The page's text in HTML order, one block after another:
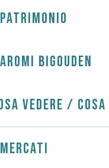
Patrimonio
Aromi Bigouden
vedere /
Mercati